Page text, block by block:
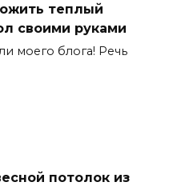
теплый
своими руками
моего блога! Речь
потолок из